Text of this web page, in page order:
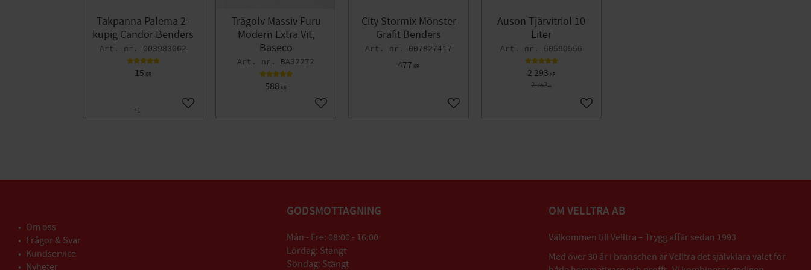
Takpanna Palema 2-
kupig Candor Benders
003983062
15 KR
Lägg till i favoriter
+1
Trägolv Massiv Furu
Modern Extra Vit,
Baseco
BA32272
588 KR
Lägg till i favoriter
City Stormix Mönster
Grafit Benders
007827417
477 KR
Lägg till i favoriter
Auson Tjärvitriol 10
Liter
60590556
2 293 KR
2 752KR
Lägg till i favoriter
Om oss
Frågor & Svar
Kundservice
Nyheter
GODSMOTTAGNING
Mån - Fre: 08:00 - 16:00
Lördag: Stängt
Söndag: Stängt
OM VELLTRA AB
Välkommen till Velltra – Trygg affär sedan 1993
Med över 30 år i branschen är Velltra det självklara valet för